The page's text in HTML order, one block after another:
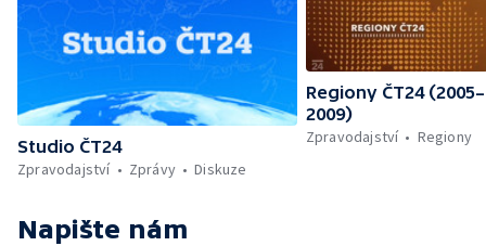
Studio ČT24
Zpravodajství
Zprávy Diskuze
Regiony ČT24 (2005–
2009)
Zpravodajství
Regiony
Napište nám